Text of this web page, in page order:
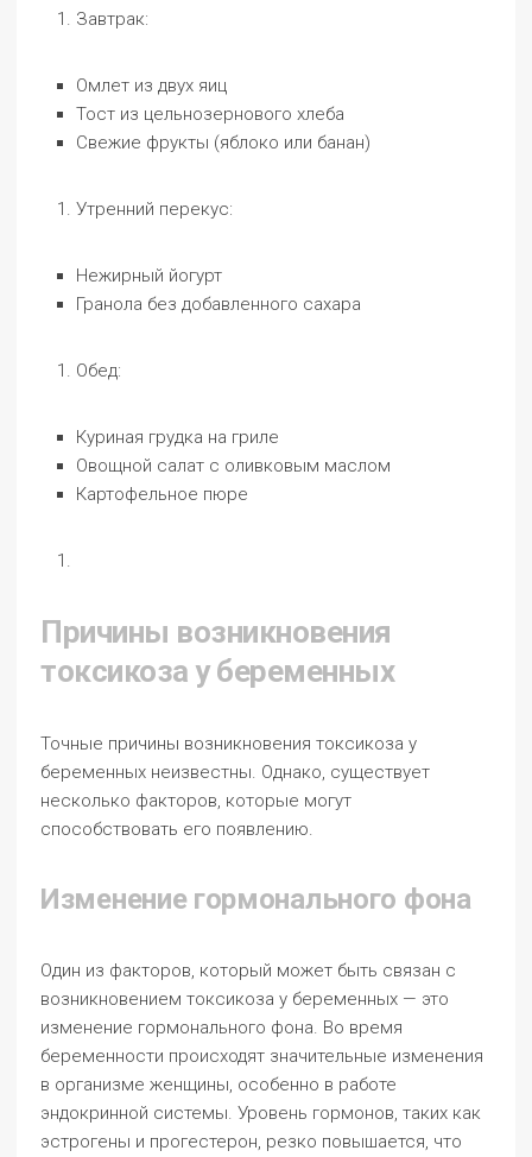
Завтрак:
Омлет из двух яиц
Тост из цельнозернового хлеба
Свежие фрукты (яблоко или банан)
Утренний перекус:
Нежирный йогурт
Гранола без добавленного сахара
Обед:
Куриная грудка на гриле
Овощной салат с оливковым маслом
Картофельное пюре
Причины возникновения
токсикоза у беременных
Точные причины возникновения токсикоза у
беременных неизвестны. Однако, существует
несколько факторов, которые могут
способствовать его появлению.
Изменение гормонального фона
Один из факторов, который может быть связан с
возникновением токсикоза у беременных — это
изменение гормонального фона. Во время
беременности происходят значительные изменения
в организме женщины, особенно в работе
эндокринной системы. Уровень гормонов, таких как
эстрогены и прогестерон, резко повышается, что